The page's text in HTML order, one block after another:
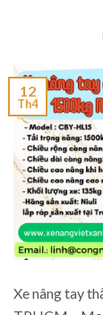
12
Th4
Xe nâng tay